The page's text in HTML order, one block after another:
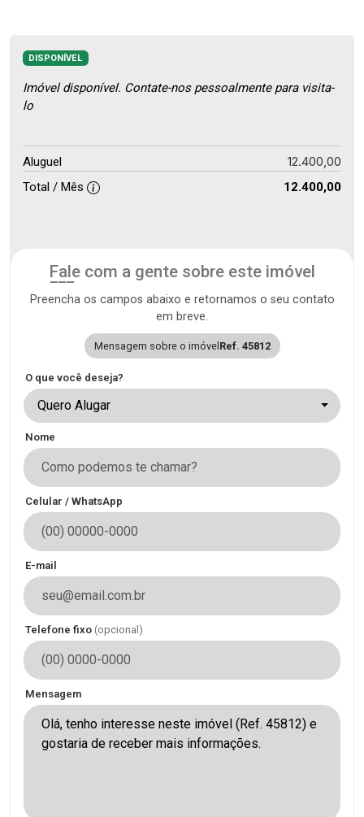
DISPONÍVEL
Imóvel disponível. Contate-nos pessoalmente para visita-
lo
Aluguel 12.400,00
Total / Mês 12.400,00
Fale com a gente sobre este imóvel
Preencha os campos abaixo e retornamos o seu contato
em breve.
Mensagem sobre o imóvelRef. 45812
O que você deseja?
Quero Alugar
Nome
Celular / WhatsApp
E-mail
Telefone fixo (opcional)
Mensagem